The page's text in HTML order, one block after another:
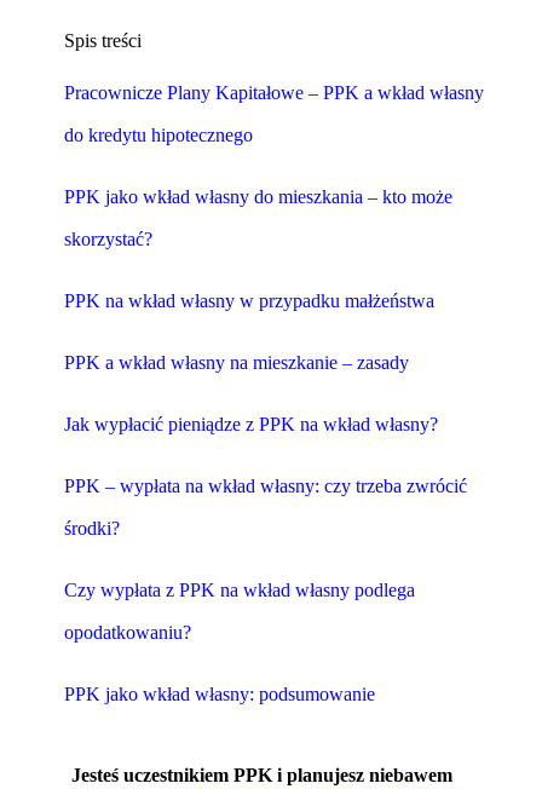
Spis treści
Pracownicze Plany Kapitałowe – PPK a wkład własny
do kredytu hipotecznego
PPK jako wkład własny do mieszkania – kto może
skorzystać?
PPK na wkład własny w przypadku małżeństwa
PPK a wkład własny na mieszkanie – zasady
Jak wypłacić pieniądze z PPK na wkład własny?
PPK – wypłata na wkład własny: czy trzeba zwrócić
środki?
Czy wypłata z PPK na wkład własny podlega
opodatkowaniu?
PPK jako wkład własny: podsumowanie
Jesteś uczestnikiem PPK i planujesz niebawem